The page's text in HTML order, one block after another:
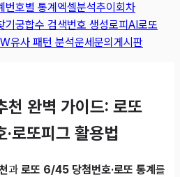
번호별 통계엑셀분석추이 회차
기궁합수 검색번호 생성로피AI로또
유사 패턴 분석운세문의게시판
천 완벽 가이드: 로또
로또피그 활용법
과 로또 6/45 당첨번호·로또 통계 를